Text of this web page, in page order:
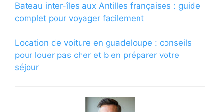
Bateau inter-îles aux Antilles françaises : guide
complet pour voyager facilement
Location de voiture en guadeloupe : conseils
pour louer pas cher et bien préparer votre
séjour